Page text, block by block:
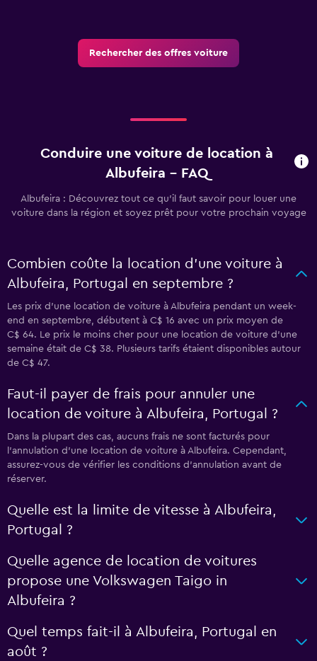
Rechercher des offres voiture
Conduire une voiture de location à
Albufeira - FAQ
Albufeira : Découvrez tout ce qu’il faut savoir pour louer une
voiture dans la région et soyez prêt pour votre prochain voyage
Combien coûte la location d’une voiture à
Albufeira, Portugal en septembre ?
Les prix d’une location de voiture à Albufeira pendant un week-
end en septembre, débutent à C$ 16 avec un prix moyen de
C$ 64. Le prix le moins cher pour une location de voiture d’une
semaine était de C$ 38. Plusieurs tarifs étaient disponibles autour
de C$ 47.
Faut-il payer de frais pour annuler une
location de voiture à Albufeira, Portugal ?
Dans la plupart des cas, aucuns frais ne sont facturés pour
l’annulation d’une location de voiture à Albufeira. Cependant,
assurez-vous de vérifier les conditions d’annulation avant de
réserver.
Quelle est la limite de vitesse à Albufeira,
Portugal ?
Quelle agence de location de voitures
propose une Volkswagen Taigo in
Albufeira ?
Quel temps fait-il à Albufeira, Portugal en
août ?